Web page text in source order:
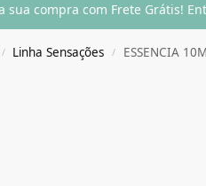
sua compra com Frete Grátis!
/ Linha Sensações / ESSENCIA